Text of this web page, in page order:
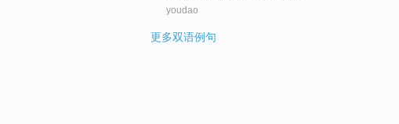
youdao
更多双语例句